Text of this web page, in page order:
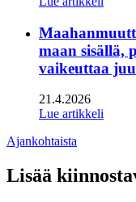
maan sisällä,
vaikeuttaa
21.4.2026
Lue artikkeli
Ajankohtaista
Lisää